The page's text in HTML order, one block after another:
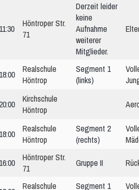
11:30
Höntroper Str.
71
Derzeit leider
keine
Aufnahme
weiterer
Mitglieder.
18:00
Realschule
Höntrop
Segment 1
(links)
Kirchschule
Höntrop
18:00
Realschule
Höntrop
Segment 2
(rechts)
16:00
Höntroper Str.
71
Gruppe II
Realschule Segment 1